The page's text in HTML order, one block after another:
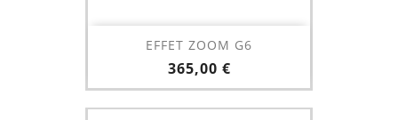
EFFET ZOOM G6
Prix
365,00 €